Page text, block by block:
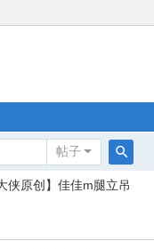
帖子
搜
侠原创】佳佳m腿立吊